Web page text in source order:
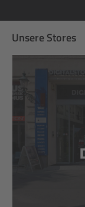
Unsere Stores